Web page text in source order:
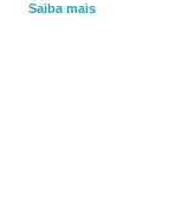
Saiba mais